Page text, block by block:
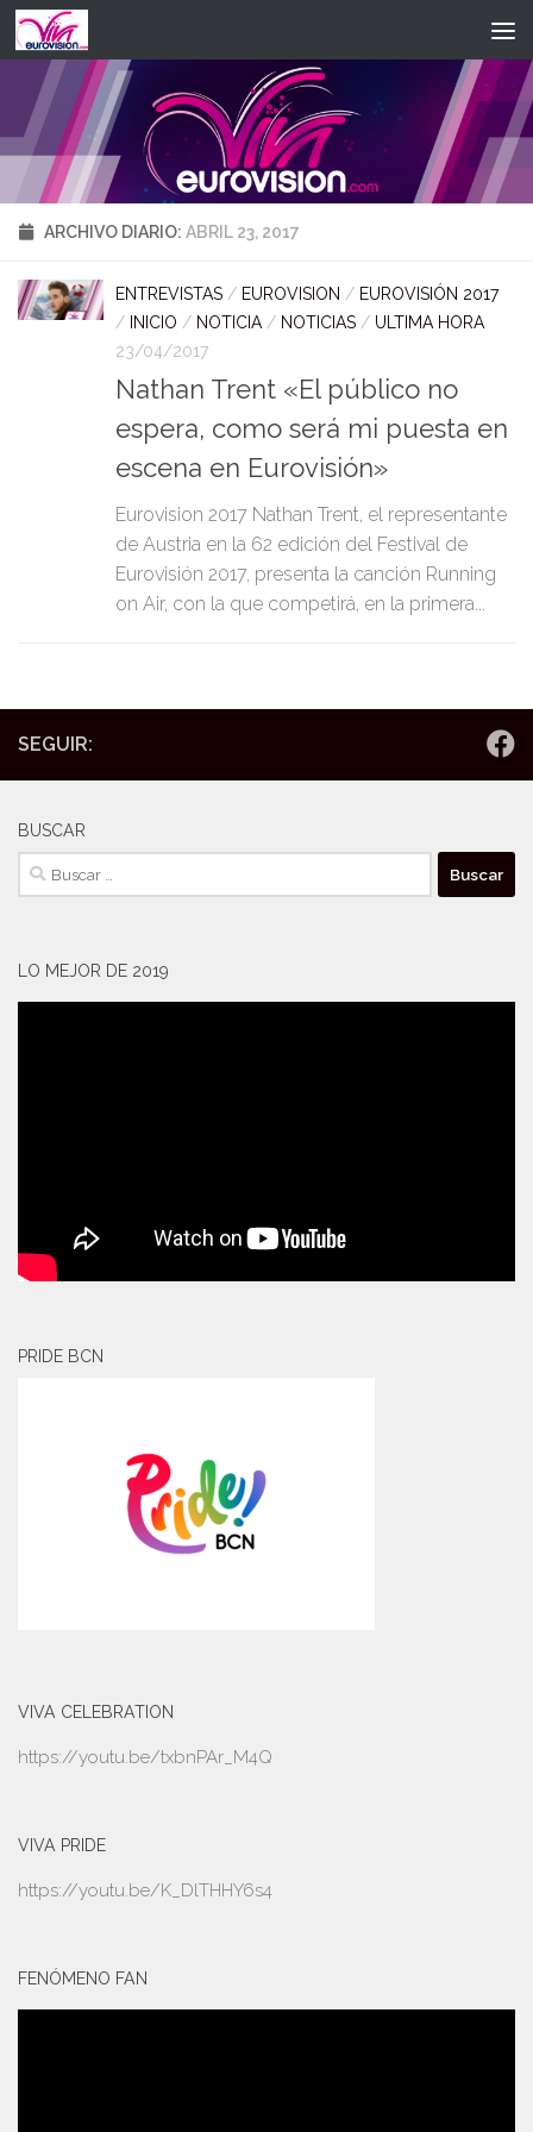
Saltar al contenido
ARCHIVO DIARIO: ABRIL 23, 2017
ENTREVISTAS / EUROVISION / EUROVISIÓN 2017
/ INICIO / NOTICIA/ NOTICIAS / ULTIMA HORA
23/04/2017
Nathan Trent «El público no
espera, como será mi puesta en
escena en Eurovisión»
Eurovision 2017 Nathan Trent, el representante
de Austria en la 62 edición del Festival de
Eurovisión 2017, presenta la canción Running
on Air, con la que competirá, en la primera...
SEGUIR:
BUSCAR
Buscar:
LO MEJOR DE 2019
PRIDE BCN
VIVA CELEBRATION
https://youtu.be/txbnPAr_M4Q
VIVA PRIDE
https://youtu.be/K_DlTHHY6s4
FENÓMENO FAN